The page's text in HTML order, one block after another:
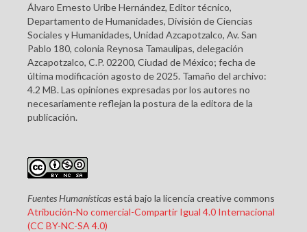
Álvaro Ernesto Uribe Hernández, Editor técnico,
Departamento de Humanidades, División de Ciencias
Sociales y Humanidades, Unidad Azcapotzalco, Av. San
Pablo 180, colonia Reynosa Tamaulipas, delegación
Azcapotzalco, C.P. 02200, Ciudad de México; fecha de
última modificación agosto de 2025. Tamaño del archivo:
4.2 MB. Las opiniones expresadas por los autores no
necesariamente reflejan la postura de la editora de la
publicación.
Fuentes Humanísticasestá bajo la licencia creative commons
Atribución-No comercial-Compartir Igual 4.0 Internacional
(CC BY-NC-SA 4.0)